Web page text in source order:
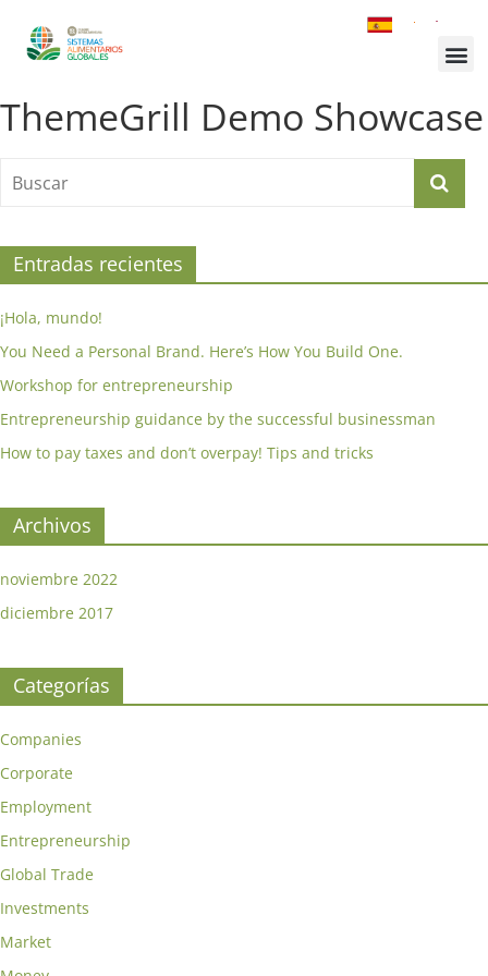
ThemeGrill Demo Showcase
Entradas recientes
¡Hola, mundo!
You Need a Personal Brand. Here’s How You Build One.
Workshop for entrepreneurship
Entrepreneurship guidance by the successful businessman
How to pay taxes and don’t overpay! Tips and tricks
Archivos
noviembre 2022
diciembre 2017
Categorías
Companies
Corporate
Employment
Entrepreneurship
Global Trade
Investments
Market